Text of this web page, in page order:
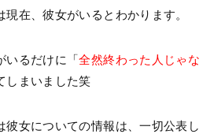
在、彼女がいるとわかります。
いるだけに「全然終わった人じゃな
しまいました笑
彼女についての情報は、一切公表し